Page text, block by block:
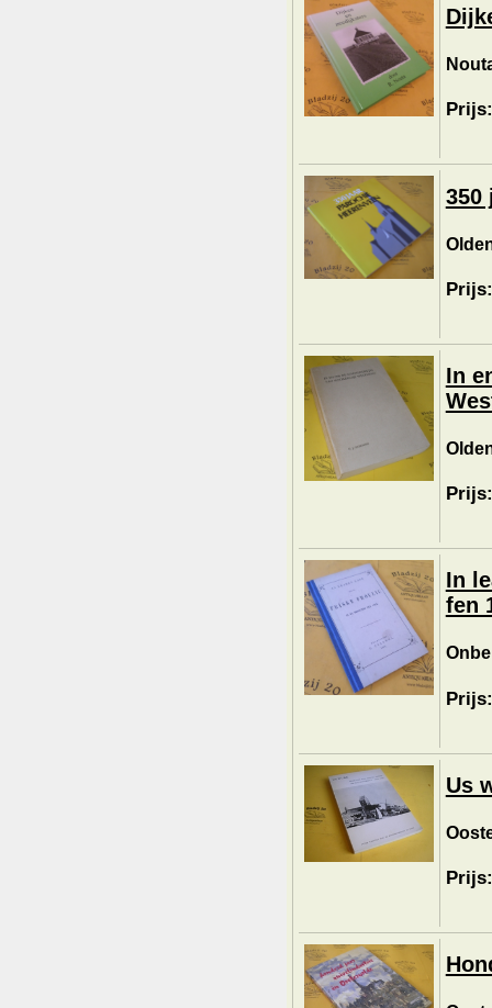
350
In
In
fen
Us